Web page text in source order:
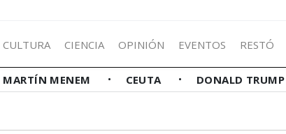
CULTURA CIENCIA OPINIÓN EVENTOS RESTÓ
MARTÍN MENEM CEUTA DONALD TRUMP